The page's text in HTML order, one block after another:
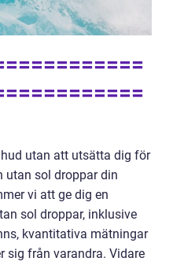
utan att utsätta dig för
utan sol droppar din
vi att ge dig en
sol droppar, inklusive
kvantitativa mätningar
sig från varandra. Vidare